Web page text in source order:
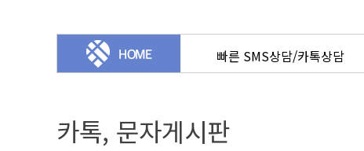
빠른 SMS상담/카톡상담
카톡, 문자게시판